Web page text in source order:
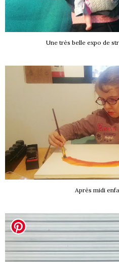
Une très belle expo de
Après midi